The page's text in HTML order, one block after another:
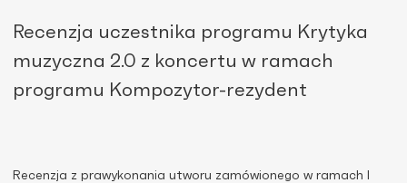
Recenzja uczestnika programu Krytyka
muzyczna 2.0 z koncertu w ramach
programu Kompozytor-rezydent
Recenzja z prawykonania utworu zamówionego w ramach I